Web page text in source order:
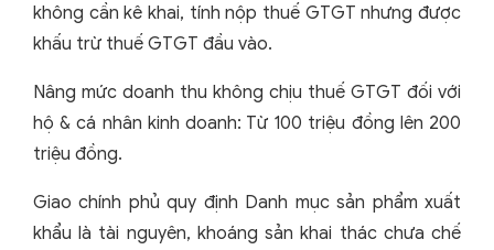
không cần kê khai, tính nộp thuế GTGT nhưng được
khấu trừ thuế GTGT đầu vào.
Nâng mức doanh thu không chịu thuế GTGT đối với
hộ & cá nhân kinh doanh: Từ 100 triệu đồng lên 200
triệu đồng.
Giao chính phủ quy định Danh mục sản phẩm xuất
khẩu là tài nguyên, khoáng sản khai thác chưa chế